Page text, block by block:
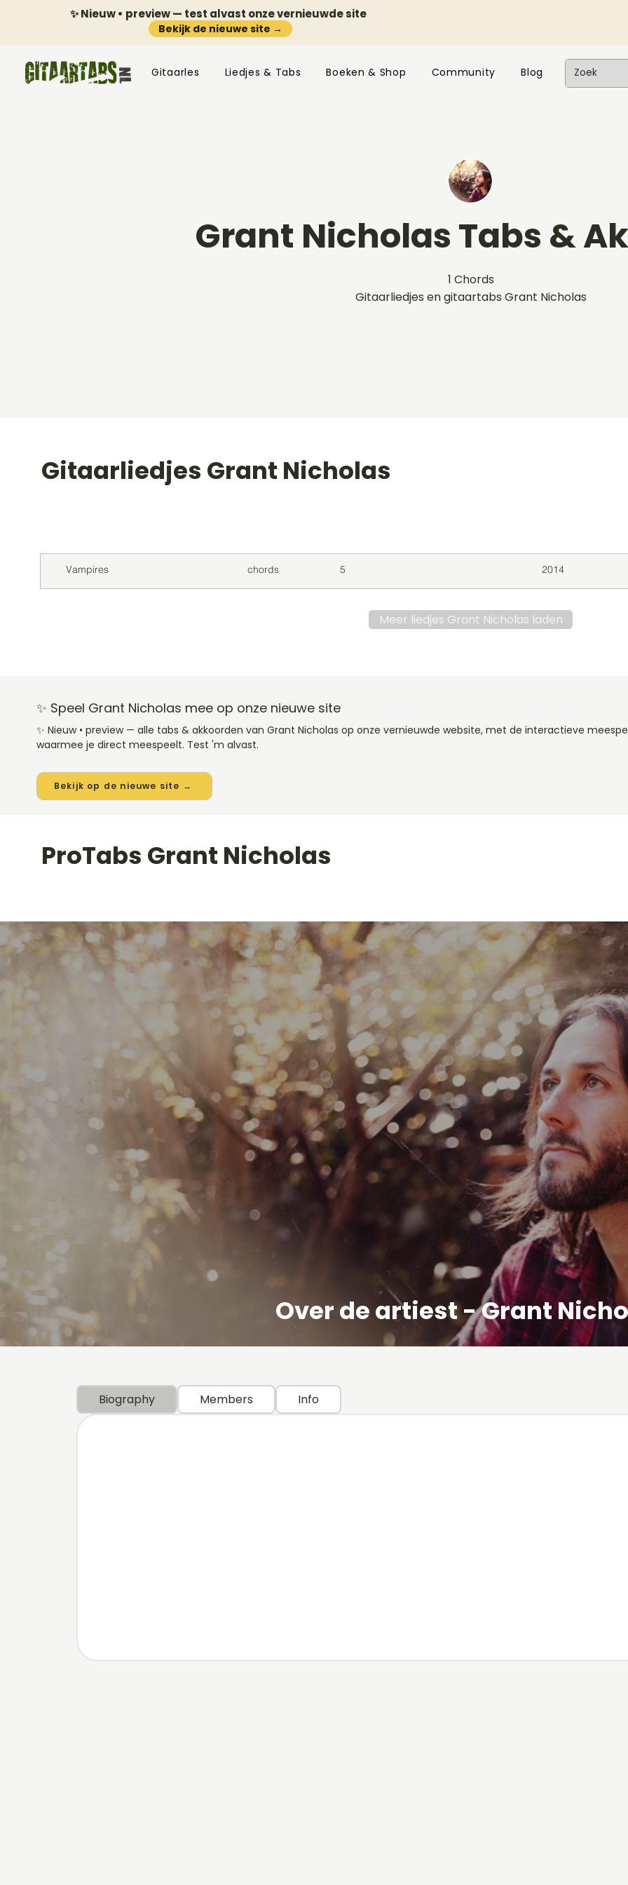
✨ Nieuw • preview — test alvast onze vernieuwde site
Bekijk de nieuwe site →
Gitaarles Liedjes & Tabs Boeken & Shop Community Blog
Grant Nicholas Tabs &
1 Chords
Gitaarliedjes en gitaartabs Grant Nicholas
Gitaarliedjes Grant Nicholas
Vampires chords 5 2014
Meer liedjes Grant Nicholas laden
✨ Speel Grant Nicholas mee op onze nieuwe site
✨ Nieuw • preview — alle tabs & akkoorden van Grant Nicholas op onze vernieuwde website, met de interactieve
waarmee je direct meespeelt. Test 'm alvast.
Bekijk op de nieuwe site →
ProTabs Grant Nicholas
Over de artiest - Grant
Biography Members Info